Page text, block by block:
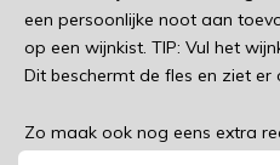
een persoonlijke noot aan
op een wijnkist. TIP: Vul het
Dit beschermt de fles en ziet
Zo maak ook nog eens extra